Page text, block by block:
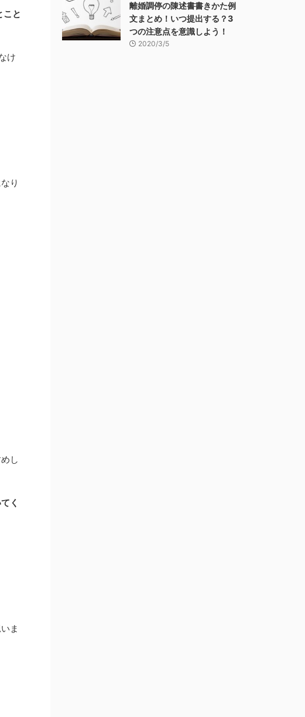
こと
け
り
し
く
ま
離婚調停の陳述書書きかた例
文まとめ！いつ提出する？3
つの注意点を意識しよう！
2020/3/5